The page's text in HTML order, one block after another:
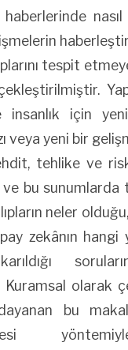
nasıl
tespit
insanlık için
veya yeni bir
tehlike ve
bu sunumlarda
neler
zekânın hangi
Kuramsal olarak
bu